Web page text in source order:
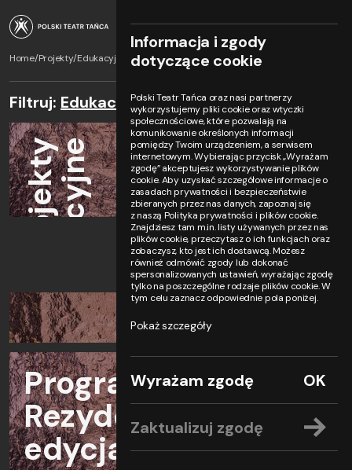
Home Projekty Edukacyjne
Filtruj: Edukacyjne
ProjektyEdukacyjne
Program Tancerz
Rezydent-
edycja 2025/26
Informacja i zgody
dotyczące cookie
Polski Teatr Tańca oraz nasi partnerzy
wykorzystujemy pliki cookie oraz wtyczki
społecznościowe, które pozwalają na
komunikowanie określonych informacji
pomiędzy Twoim urządzeniem, a serwisem
internetowym. Wybierając przycisk „Wyrażam
zgodę” akceptujesz wykorzystywanie plików
cookie. Aby uzyskać szczegółowe informacje o
zasadach prywatności i bezpieczeństwie
zbieranych przez nas danych, zapoznaj się
z naszą Polityka prywatności i plików cookie.
Znajdziesz tam m.in. listy używanych przez nas
plików cookie, przeczytasz o ich funkcjach oraz
zobaczysz, kto jest ich dostawcą. Możesz
również odmówić zgody lub dokonać
spersonalizowanych ustawień, wyrażając zgodę
tylko na poszczególne rodzaje plików cookie. W
tym celu zaznacz odpowiednie pola poniżej.
Pokaż szczegóły
Wyrażam zgodę OK
Zaktualizuj zgodę